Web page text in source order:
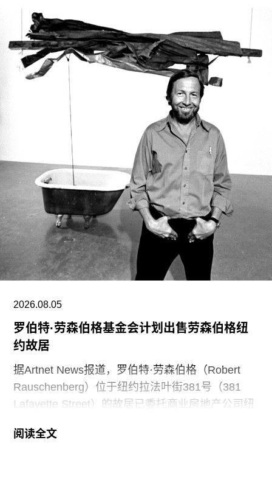
廊的拉贾拉特南，则是“辞职以专注于个人独立事
业”。对于沃什伯恩-哈里斯的离职，发言人并未说
明具体原因。她不到一年前被聘为负责美国市场长
期发展战略的全球总监。在加入白立方之前，她曾
创办自己的画廊 Harris Lieberman，并先后在佩斯
画廊（Pace）及玛丽安·古德曼画廊（Marian
Goodman Gallery）担任高级管理职务。
白立方成立于1993年，总部位于伦敦，2023年进
入美国市场，旗舰空间位于纽约麦迪逊大道1002
号，毗邻高古轩（Gagosian）等蓝筹画廊。目前，
白立方还在香港、巴黎设有空间，并于2023年拓展
至首尔。
发言人强调，三位总监的离职并不意味着白立方经
营状况不佳。相反，画廊正持续扩张，并计划将员
工从位于麦迪逊大道980号的办公室迁至街对面一
处约4000平方英尺的新办公空间。
2026.08.05
罗伯特·劳森伯格基金会计划出售劳森伯格纽
约故居
据Artnet News报道，罗伯特·劳森伯格（Robert
Rauschenberg）位于纽约拉法叶街381号（381
Lafayette Street）的故居已委托商业房地产公司纽
联排建筑由劳森伯格于1965年购入，曾作为孤儿院
阅读全文